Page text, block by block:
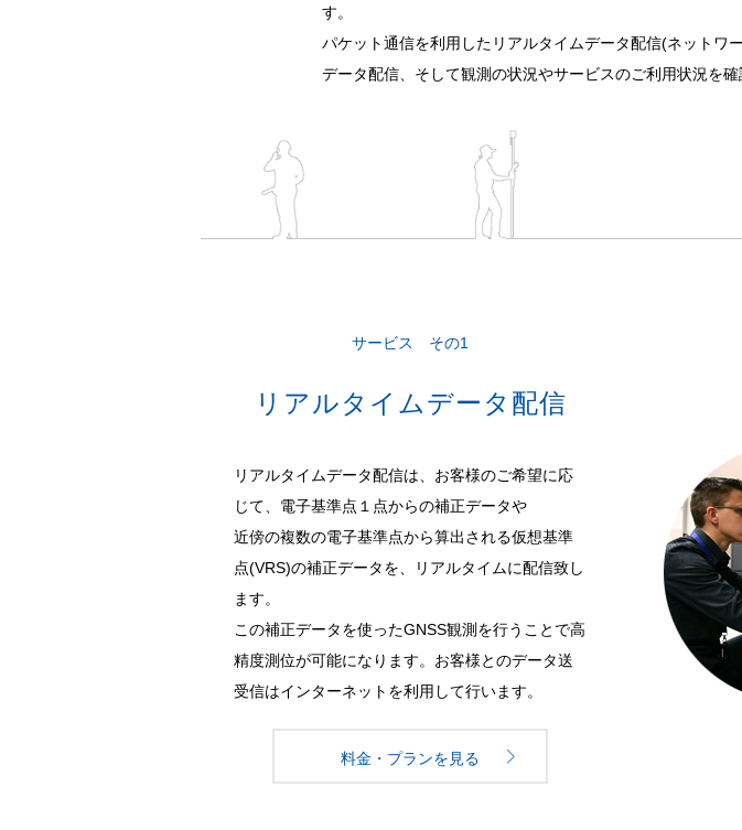
す。
パケット通信を利用したリアルタイムデータ配信(ネットワ
データ配信、そして観測の状況やサービスのご利用状況を
サービス その1
リアルタイムデータ配信
リアルタイムデータ配信は、お客様のご希望に応
じて、電子基準点１点からの補正データや
近傍の複数の電子基準点から算出される仮想基準
点(VRS)の補正データを、リアルタイムに配信致し
ます。
この補正データを使ったGNSS観測を行うことで高
精度測位が可能になります。お客様とのデータ送
受信はインターネットを利用して行います。
料金・プランを見る